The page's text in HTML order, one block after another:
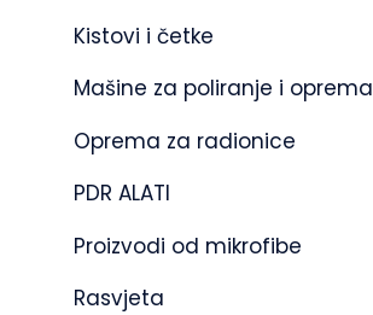
Kistovi i četke
Mašine za poliranje i oprema
Oprema za radionice
PDR ALATI
Proizvodi od mikrofibe
Rasvjeta